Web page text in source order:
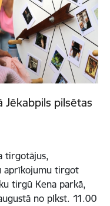
pilsētas
tirgotājus,
aprīkojumu tirgot
tirgū Kena parkā,
no plkst. 11.00